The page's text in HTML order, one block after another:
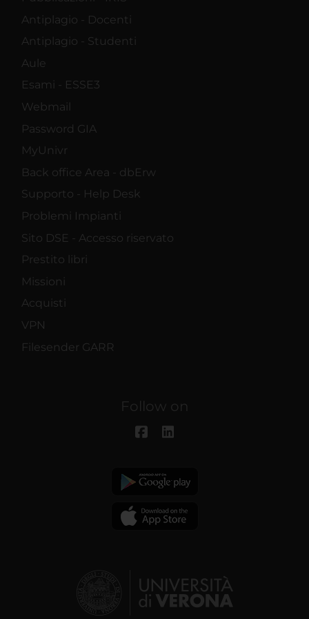
Antiplagio - Docenti
Antiplagio - Studenti
Aule
Esami - ESSE3
Webmail
Password GIA
MyUnivr
Back office Area - dbErw
Supporto - Help Desk
Problemi Impianti
Sito DSE - Accesso riservato
Prestito libri
Missioni
Acquisti
VPN
Filesender GARR
Follow on